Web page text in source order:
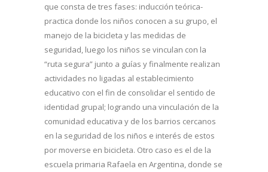
que consta de tres fases: inducción teórica-
practica donde los niños conocen a su grupo, el
manejo de la bicicleta y las medidas de
seguridad, luego los niños se vinculan con la
“ruta segura” junto a guías y finalmente realizan
actividades no ligadas al establecimiento
educativo con el fin de consolidar el sentido de
identidad grupal; logrando una vinculación de la
comunidad educativa y de los barrios cercanos
en la seguridad de los niños e interés de estos
por moverse en bicicleta. Otro caso es el de la
escuela primaria Rafaela en Argentina, donde se